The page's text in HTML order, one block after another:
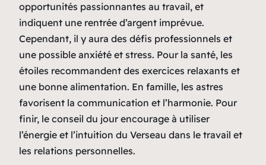
opportunités passionnantes au travail, et
indiquent une rentrée d’argent imprévue.
Cependant, il y aura des défis professionnels et
une possible anxiété et stress. Pour la santé, les
étoiles recommandent des exercices relaxants et
une bonne alimentation. En famille, les astres
favorisent la communication et l’harmonie. Pour
finir, le conseil du jour encourage à utiliser
l’énergie et l’intuition du Verseau dans le travail et
les relations personnelles.